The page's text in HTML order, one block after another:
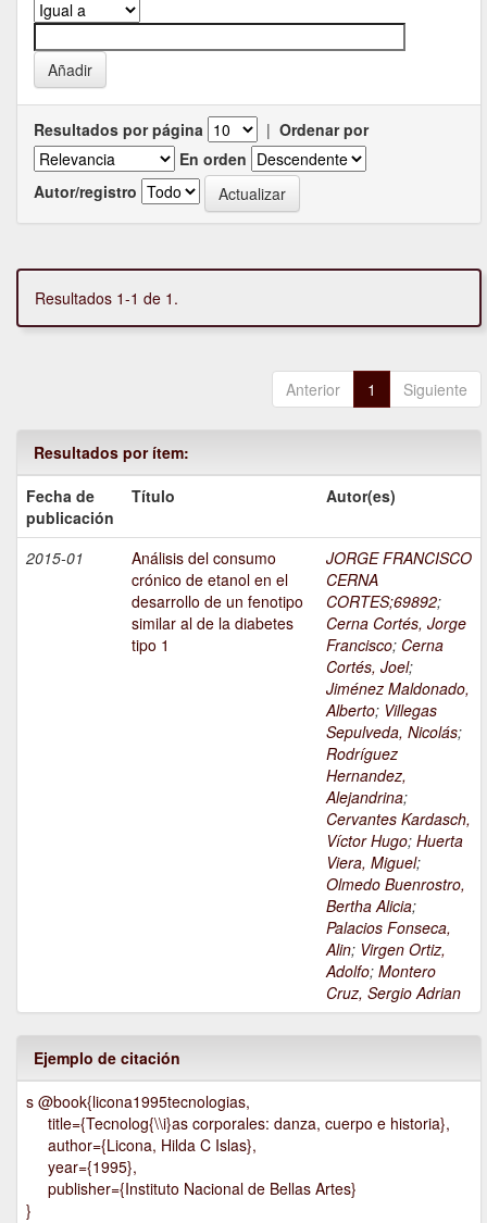
Resultados por página | Ordenar por
En orden
Autor/registro
Resultados 1-1 de 1.
Anterior 1 Siguiente
Resultados por ítem:
Fecha de
publicación
Título Autor(es)
2015-01
Análisis del consumo
crónico de etanol en el
desarrollo de un fenotipo
similar al de la diabetes
tipo 1
JORGE FRANCISCO
CERNA
CORTES;69892;
Cerna Cortés, Jorge
Francisco; Cerna
Cortés, Joel;
Jiménez Maldonado,
Alberto; Villegas
Sepulveda, Nicolás;
Rodríguez
Hernandez,
Alejandrina;
Cervantes Kardasch,
Víctor Hugo; Huerta
Viera, Miguel;
Olmedo Buenrostro,
Bertha Alicia;
Palacios Fonseca,
Alin; Virgen Ortiz,
Adolfo; Montero
Cruz, Sergio Adrian
Ejemplo de citación
s @book{licona1995tecnologias,
title={Tecnolog{\\i}as corporales: danza, cuerpo e historia},
author={Licona, Hilda C Islas},
year={1995},
publisher={Instituto Nacional de Bellas Artes}
}